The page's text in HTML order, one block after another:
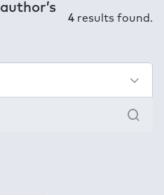
author’s
4 results found.